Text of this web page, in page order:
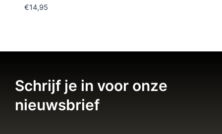
€14,95
Schrijf je in voor onze
nieuwsbrief